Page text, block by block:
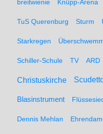
breitwienie Knüpp-Arena
TuS Querenburg Sturm
Starkregen
Schiller-Schule TV ARD
Christuskirche
Blasinstrument
Dennis Mehlan